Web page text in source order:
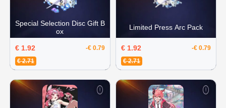
Special Selection Disc Gift B
ox
€ 1.92
-€ 0.79
€ 2.71
Limited Press Arc Pack
€ 1.92
-€ 0.79
€ 2.71